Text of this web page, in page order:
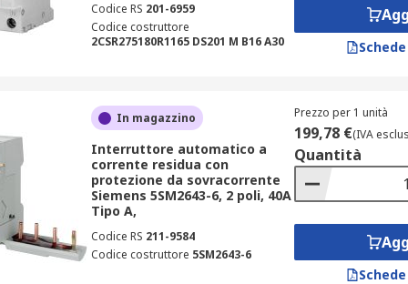
RCD;
di altissima qualità e prestazioni. Tra i marchi
efficiente alle diverse esigenze progettuali e operative,
da 1 a 3 giorni lavorativi, permettendoti di
più adatti al tuo progetto.
Codice RS 201-6959
Codice costruttore
2CSR275180R1165 DS201 M B16 A30
In magazzino
Interruttore automatico a
corrente residua con
protezione da sovracorrente
Siemens 5SM2643-6, 2 poli, 40A
Tipo A,
Codice RS 211-9584
Codice costruttore 5SM2643-6
Prezzo per 1 unità
199,78 €(IVA
Quantità